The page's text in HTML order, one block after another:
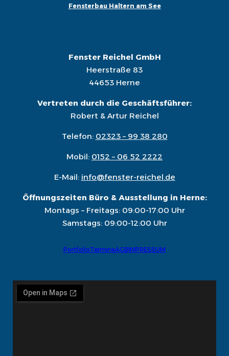
Fensterbau Haltern am See
Fenster Reichel GmbH
Heerstraße 83
44653 Herne
Vertreten durch die Geschäftsführer:
Robert & Artur Reichel
Telefon: 02323 – 99 38 280
Mobil: 0152 – 06 52 2222
E-Mail: info@fenster-reichel.de
Öffnungszeiten Büro & Ausstellung in Herne:
Montags – Freitags: 09:00-17:00 Uhr
Samstags: 09:00-12:00 Uhr
PortfolioTermineAGBIMPRESSUM